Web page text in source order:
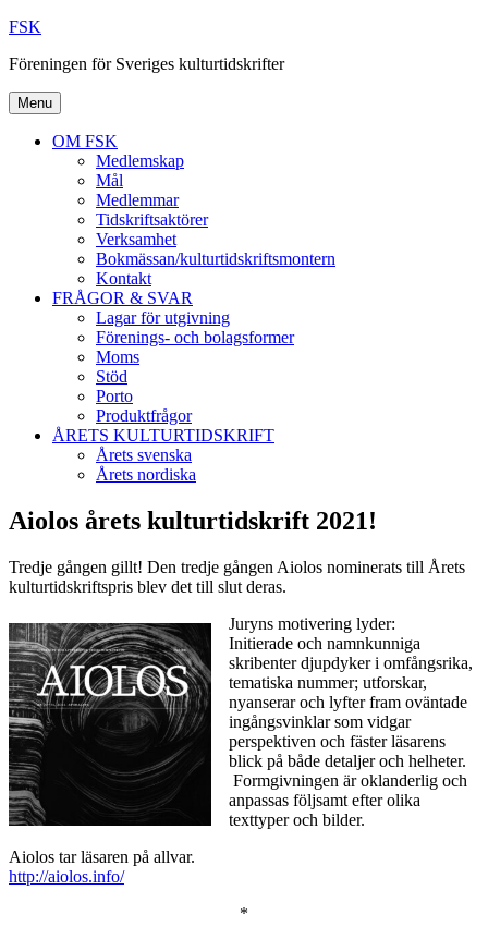
Skip
content
FSK
Föreningen för Sveriges kulturtidskrifter
Menu
OM FSK
Medlemskap
Mål
Medlemmar
Tidskriftsaktörer
Verksamhet
Bokmässan/kulturtidskriftsmontern
Kontakt
FRÅGOR & SVAR
Lagar för utgivning
Förenings- och bolagsformer
Moms
Stöd
Porto
Produktfrågor
ÅRETS KULTURTIDSKRIFT
Årets svenska
Årets nordiska
Aiolos årets kulturtidskrift 2021!
Tredje gången gillt! Den tredje gången Aiolos nominerats till Årets
kulturtidskriftspris blev det till slut deras.
Juryns motivering lyder:
Initierade och namnkunniga
skribenter djupdyker i omfångsrika,
tematiska nummer; utforskar,
nyanserar och lyfter fram oväntade
ingångsvinklar som vidgar
perspektiven och fäster läsarens
blick på både detaljer och helheter.
Formgivningen är oklanderlig och
anpassas följsamt efter olika
texttyper och bilder.
Aiolos tar läsaren på allvar.
http://aiolos.info/
*